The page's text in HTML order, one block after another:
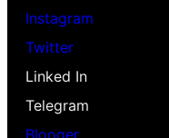
Instagram
Twitter
Linked In
Telegram